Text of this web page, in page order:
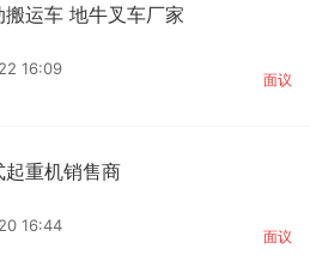
搬运车 地牛叉车厂家
面议
16:09
起重机销售商
面议
16:44